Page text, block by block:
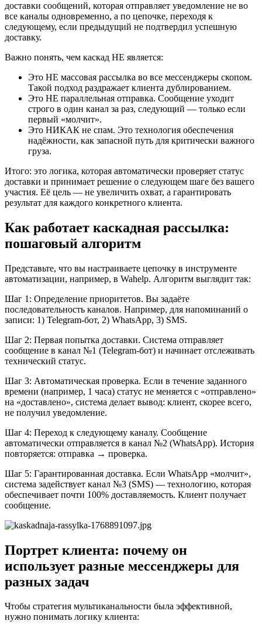
доставки сообщений, которая отправляет уведомление не во
все каналы одновременно, а по цепочке, переходя к
следующему, если предыдущий не подтвердил успешную
доставку.
Важно понять, чем каскад НЕ является:
Это НЕ массовая рассылка во все мессенджеры скопом.
Такой подход раздражает клиента дублированием.
Это НЕ параллельная отправка. Сообщение уходит
строго в один канал за раз, следующий — только если
первый «молчит».
Это НИКАК не спам. Это технология обеспечения
надёжности, как запасной путь для критически важного
груза.
Итого: это логика, которая автоматически проверяет статус
доставки и принимает решение о следующем шаге без вашего
участия. Её цель — не увеличить охват, а гарантировать
результат для каждого конкретного клиента.
Как работает каскадная рассылка:
пошаговый алгоритм
Представьте, что вы настраиваете цепочку в инструменте
автоматизации, например, в Wahelp. Алгоритм выглядит так:
Шаг 1: Определение приоритетов. Вы задаёте
последовательность каналов. Например, для напоминаний о
записи: 1) Telegram-бот, 2) WhatsApp, 3) SMS.
Шаг 2: Первая попытка доставки. Система отправляет
сообщение в канал №1 (Telegram-бот) и начинает отслеживать
технический статус.
Шаг 3: Автоматическая проверка. Если в течение заданного
времени (например, 1 часа) статус не меняется с «отправлено»
на «доставлено», система делает вывод: клиент, скорее всего,
не получил уведомление.
Шаг 4: Переход к следующему каналу. Сообщение
автоматически отправляется в канал №2 (WhatsApp). История
повторяется: отправка → проверка.
Шаг 5: Гарантированная доставка. Если WhatsApp «молчит»,
система задействует канал №3 (SMS) — технологию, которая
обеспечивает почти 100% доставляемость. Клиент получает
сообщение.
Портрет клиента: почему он
использует разные мессенджеры для
разных задач
Чтобы стратегия мультиканальности была эффективной,
нужно понимать логику клиента: